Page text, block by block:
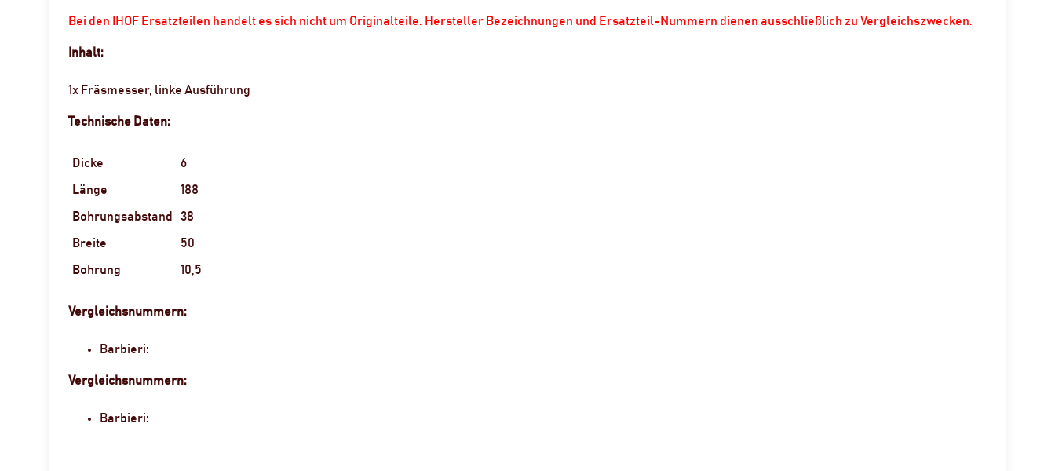
Bei den IHOF Ersatzteilen handelt es sich nicht um Originalteile. Hersteller Bezeichnungen und Ersatzteil-Nummern dienen ausschließlich zu Vergleichszwecken.
Inhalt:
1x Fräsmesser, linke Ausführung
Technische Daten:
Dicke 6
Länge 188
Bohrungsabstand 38
Breite 50
Bohrung 10,5
Vergleichsnummern:
Barbieri:
Vergleichsnummern:
Barbieri: